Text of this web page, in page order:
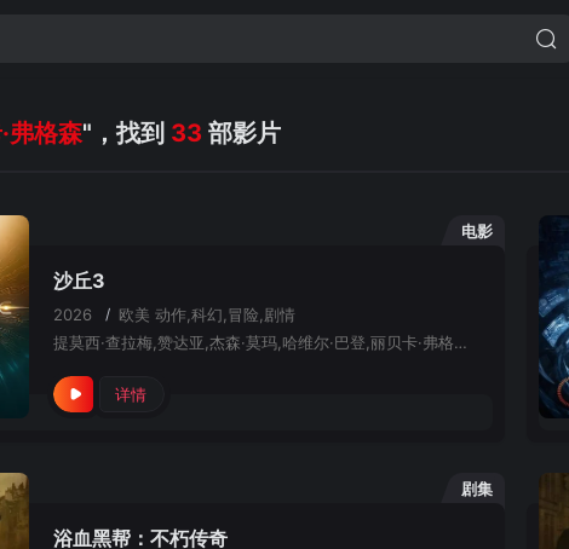
弗格森"，找到 33 部影片
电影
沙丘3
2026 / 欧美 动作,科幻,冒险,剧情
提莫西·查拉梅,赞达亚,杰森·莫玛,哈维尔·巴登,丽贝卡·弗格森,弗洛伦丝·皮尤
详情
剧集
浴血黑帮：不朽传奇